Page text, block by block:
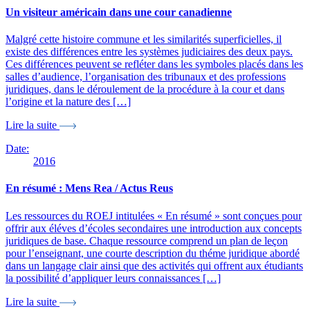
Un visiteur américain dans une cour canadienne
Malgré cette histoire commune et les similarités superficielles, il
existe des différences entre les systèmes judiciaires des deux pays.
Ces différences peuvent se refléter dans les symboles placés dans les
salles d’audience, l’organisation des tribunaux et des professions
juridiques, dans le déroulement de la procédure à la cour et dans
l’origine et la nature des […]
Lire la suite
Date:
2016
En résumé : Mens Rea / Actus Reus
Les ressources du ROEJ intitulées « En résumé » sont conçues pour
offrir aux éléves d’écoles secondaires une introduction aux concepts
juridiques de base. Chaque ressource comprend un plan de leçon
pour l’enseignant, une courte description du théme juridique abordé
dans un langage clair ainsi que des activités qui offrent aux étudiants
la possibilité d’appliquer leurs connaissances […]
Lire la suite